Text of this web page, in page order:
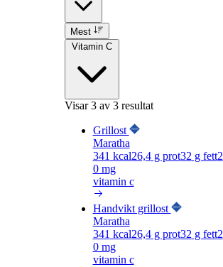
Mest
Vitamin C
Visar3av 3 resultat
Grillost
Maratha
341 kcal26,4g prot32 g fett2
0 mg
vitamin c
Handvikt grillost
Maratha
341 kcal26,4g prot32 g fett2
0 mg
vitamin c